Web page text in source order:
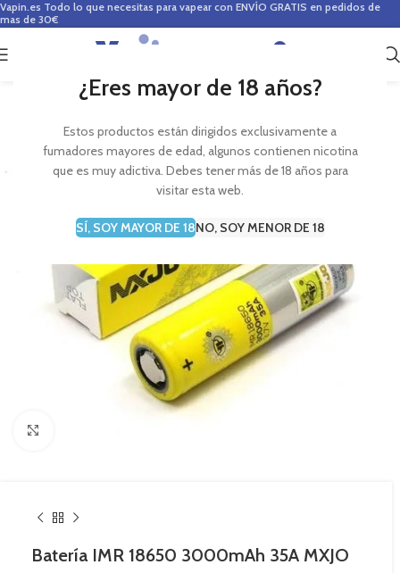
¿Eres mayor de 18 años?
Estos productos están dirigidos exclusivamente a
fumadores mayores de edad, algunos contienen nicotina
que es muy adictiva. Debes tener más de 18 años para
visitar esta web.
SÍ, SOY MAYOR DE 18NO, SOY MENOR DE 18
Vapin.es Todo lo que necesitas para vapear con ENVÍO GRATIS en pedidos de
mas de 30€
0
Batería IMR 18650 3000mAh 35A MXJO